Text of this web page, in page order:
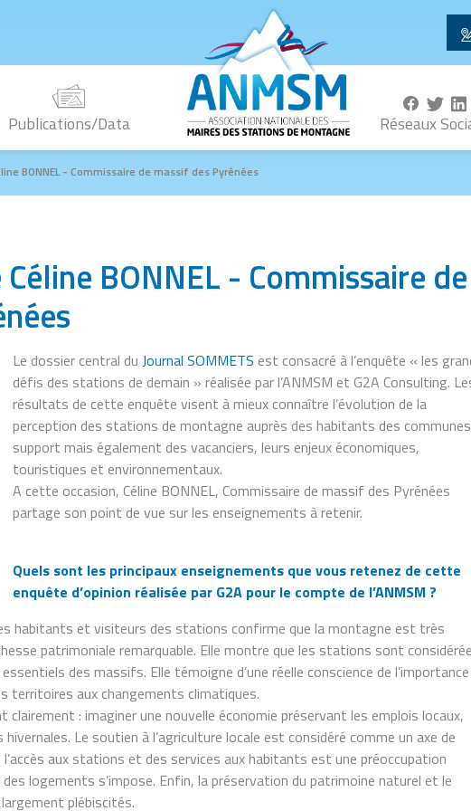
Publications/Data Réseaux
BONNEL - Commissaire de massif des Pyrénées
BONNEL - Commissaire de
Le dossier central du Journal SOMMETS est consacré à l’enquête « les
défis des stations de demain » réalisée par l’ANMSM et G2A Consulting.
résultats de cette enquête visent à mieux connaître l’évolution de la
perception des stations de montagne auprès des habitants des communes
support mais également des vacanciers, leurs enjeux économiques,
touristiques et environnementaux.
A cette occasion, Céline BONNEL, Commissaire de massif des Pyrénées
partage son point de vue sur les enseignements à retenir.
Quels sont les principaux enseignements que vous retenez de cette
enquête d’opinion réalisée par G2A pour le compte de l’ANMSM ?
habitants et visiteurs des stations confirme que la montagne est très
patrimoniale remarquable. Elle montre que les stations sont
des massifs. Elle témoigne d’une réelle conscience de
territoires aux changements climatiques.
: imaginer une nouvelle économie préservant les emplois locaux,
Le soutien à l’agriculture locale est considéré comme un axe de
aux stations et des services aux habitants est une préoccupation
logements s’impose. Enfin, la préservation du patrimoine naturel et le
plébiscités.